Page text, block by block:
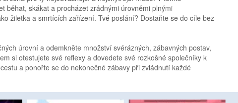
běhat, skákat a procházet zrádnými úrovněmi plnými
žiletka a smrtících zařízení. Tvé poslání? Dostaňte se do cíle bez
úrovní a odemkněte množství svérázných, zábavných postav,
si otestujete své reflexy a dovedete své rozkošné společníky k
a ponořte se do nekonečné zábavy při zvládnutí každé